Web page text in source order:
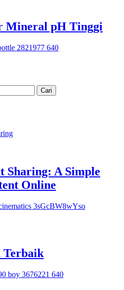
Mineral pH Tinggi
Sharing: A Simple
Online